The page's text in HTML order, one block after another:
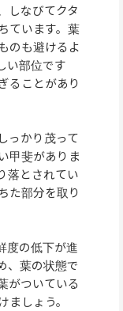
しなびてクタ
ています。葉
のも避けるよ
い部位です
ることがあり
っかり茂って
甲斐がありま
落とされてい
た部分を取り
度の低下が進
、葉の状態で
がついている
しょう。